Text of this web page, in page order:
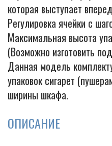
которая выступает
Регулировка ячейки с
Максимальная высота
(Возможно изготовить
Данная модель
упаковок сигарет
ширины шкафа.
ОПИСАНИЕ